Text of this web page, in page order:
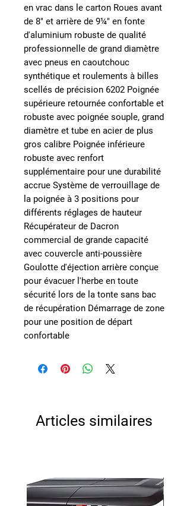
en vrac dans le carton Roues avant
de 8" et arrière de 9¼" en fonte
d'aluminium robuste de qualité
professionnelle de grand diamètre
avec pneus en caoutchouc
synthétique et roulements à billes
scellés de précision 6202 Poignée
supérieure retournée confortable et
robuste avec poignée souple, grand
diamètre et tube en acier de plus
gros calibre Poignée inférieure
robuste avec renfort
supplémentaire pour une durabilité
accrue Système de verrouillage de
la poignée à 3 positions pour
différents réglages de hauteur
Récupérateur de Dacron
commercial de grande capacité
avec couvercle anti-poussière
Goulotte d'éjection arrière conçue
pour évacuer l'herbe en toute
sécurité lors de la tonte sans bac
de récupération Démarrage de zone
pour une position de départ
confortable
Articles similaires